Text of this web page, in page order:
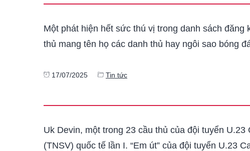
Một phát hiện hết sức thú vị trong danh sách
thủ mang tên họ các danh thủ hay ngôi sao bóng
17/07/2025 Tin tức
Uk Devin, một trong 23 cầu thủ của đội tuyển
(TNSV) quốc tế lần I. “Em út” của đội tuyển U.23